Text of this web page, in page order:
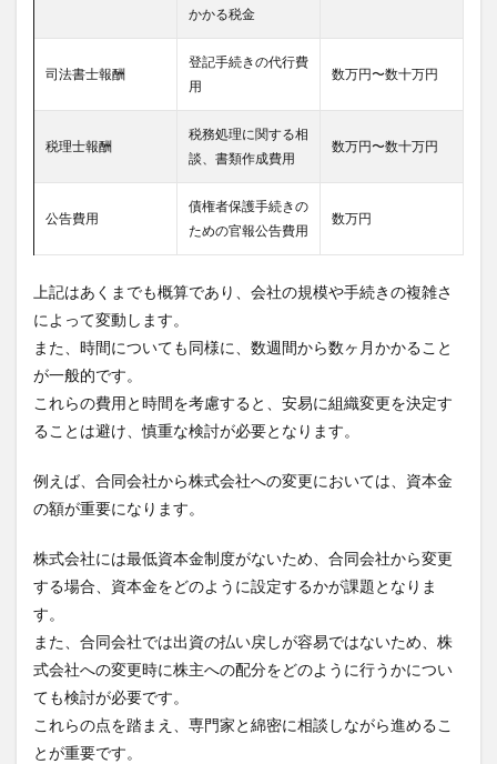
かかる税金
司法書士報酬
登記手続きの代行費
用
数万円〜数十万円
税理士報酬
税務処理に関する相
談、書類作成費用
数万円〜数十万円
公告費用
債権者保護手続きの
ための官報公告費用
数万円
上記はあくまでも概算であり、会社の規模や手続きの複雑さ
によって変動します。
また、時間についても同様に、数週間から数ヶ月かかること
が一般的です。
これらの費用と時間を考慮すると、安易に組織変更を決定す
ることは避け、慎重な検討が必要となります。
例えば、合同会社から株式会社への変更においては、資本金
の額が重要になります。
株式会社には最低資本金制度がないため、合同会社から変更
する場合、資本金をどのように設定するかが課題となりま
す。
また、合同会社では出資の払い戻しが容易ではないため、株
式会社への変更時に株主への配分をどのように行うかについ
ても検討が必要です。
これらの点を踏まえ、専門家と綿密に相談しながら進めるこ
とが重要です。